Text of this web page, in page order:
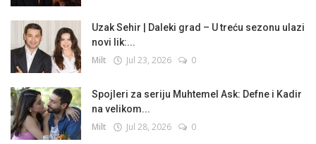
Uzak Sehir | Daleki grad – U treću sezonu ulazi
novi lik:...
Milt Jul 23, 2026 0
Spojleri za seriju Muhtemel Ask: Defne i Kadir
na velikom...
Milt Jul 28, 2026 0